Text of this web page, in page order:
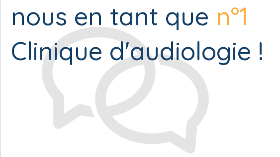
nous en tant que n°1
Clinique d'audiologie !